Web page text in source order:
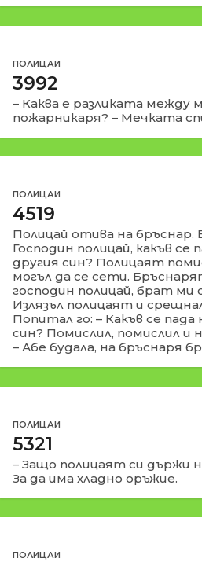
ПОЛИЦАИ
3992
– Каква е разликата между
пожарникаря? – Мечката
ПОЛИЦАИ
4519
Полицай отива на бръснар.
Господин полицай, какъв се
другия син? Полицаят
могъл да се сети.
господин полицай, брат ми
Излязъл полицаят и
Попитал го: – Какъв се
син? Помислил, помислил и
– Абе будала, на бръснаря
ПОЛИЦАИ
5321
– Защо полицаят си държи
За да има хладно оръжие.
ПОЛИЦАИ